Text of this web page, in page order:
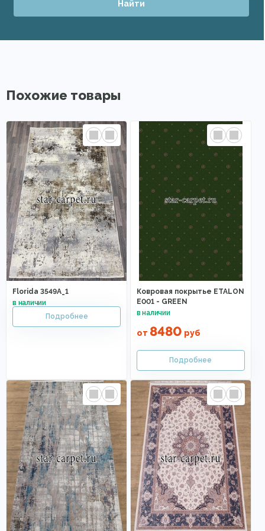
Найти
Похожие товары
Florida 3549A_1
Ковровая покрытье ETALON
E001 - GREEN
от 8480 руб